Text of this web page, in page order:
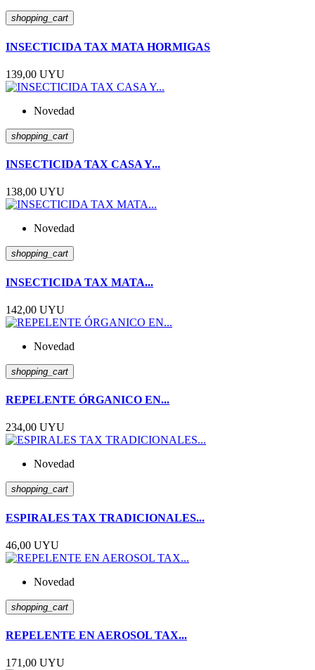
shopping_cart
INSECTICIDA TAX MATA HORMIGAS
139,00 UYU
Novedad
shopping_cart
INSECTICIDA TAX CASA Y...
138,00 UYU
Novedad
shopping_cart
INSECTICIDA TAX MATA...
142,00 UYU
Novedad
shopping_cart
REPELENTE ÓRGANICO EN...
234,00 UYU
Novedad
shopping_cart
ESPIRALES TAX TRADICIONALES...
46,00 UYU
Novedad
shopping_cart
REPELENTE EN AEROSOL TAX...
171,00 UYU